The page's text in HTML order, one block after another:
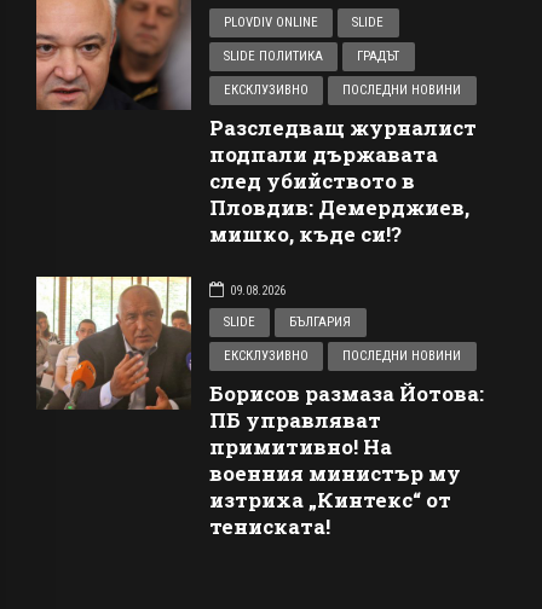
PLOVDIV ONLINE
SLIDE
SLIDE ПОЛИТИКА ГРАДЪТ
ЕКСКЛУЗИВНО ПОСЛЕДНИ НОВИНИ
Разследващ журналист
подпали държавата
след убийството в
Пловдив: Демерджиев,
мишко, къде си!?
09.08.2026
SLIDE
БЪЛГАРИЯ
ЕКСКЛУЗИВНО ПОСЛЕДНИ НОВИНИ
Борисов размаза Йотова:
ПБ управляват
примитивно! На
военния министър му
изтриха „Кинтекс“ от
тениската!